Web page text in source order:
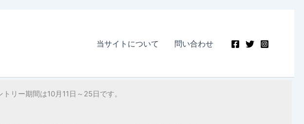
当サイトについて 問い合わせ
リー期間は10月11日～25日です。